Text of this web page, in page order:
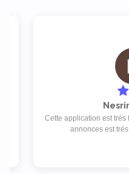
Cette application est trés
annonces est